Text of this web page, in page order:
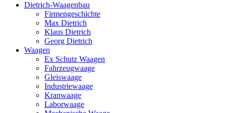
Dietrich-Waagenbau
Firmengeschichte
Max Dietrich
Klaus Dietrich
Georg Dietrich
Waagen
Ex Schutz Waagen
Fahrzeugwaage
Gleiswaage
Industriewaage
Kranwaage
Laborwaage